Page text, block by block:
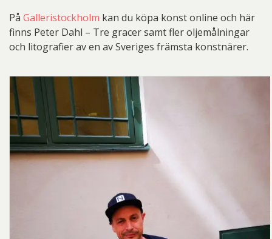
På Galleristockholm kan du köpa konst online och här
finns Peter Dahl – Tre gracer samt fler oljemålningar
och litografier av en av Sveriges främsta konstnärer.